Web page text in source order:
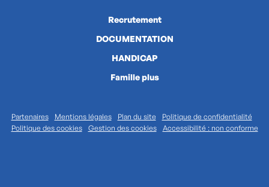
Recrutement
DOCUMENTATION
HANDICAP
Famille plus
Partenaires Mentions légales Plan du site
Politique de confidentialité
Politique des cookies
Gestion des cookies Accessibilité : non conforme